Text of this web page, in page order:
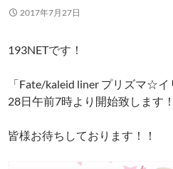
2017年7月27日
193NETです！
「Fate/kaleid liner プリズマ☆
28日午前7時より開始致します！
皆様お待ちしております！！